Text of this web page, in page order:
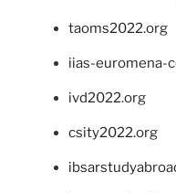
taoms2022.org
iias-euromena-
ivd2022.org
csity2022.org